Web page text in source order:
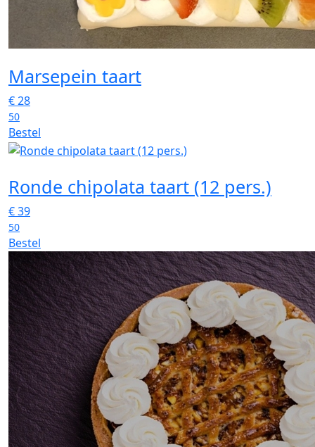
Marsepein taart
€28
50
Bestel
Ronde chipolata taart (12 pers.)
€39
50
Bestel